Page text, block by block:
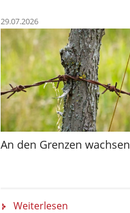
29.07.2026
An den Grenzen wachsen
Weiterlesen